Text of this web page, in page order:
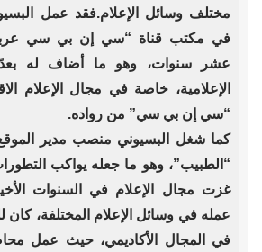
مختلف وسائل الإعلام.فقد عمل
في مكتب قناة “سي إن بي سي
عشر سنوات، وهو ما أضاف له
الإعلامية، خاصة في مجال الإعلام
“سي إن بي سي” من رواده.
كما شغل البسيوني منصب مدير الموقع
“الطبيب”، وهو ما جعله يواكب
غزت مجال الإعلام في السنوات
عمله في وسائل الإعلام المختلفة، كان
في المجال الأكاديمي، حيث عمل